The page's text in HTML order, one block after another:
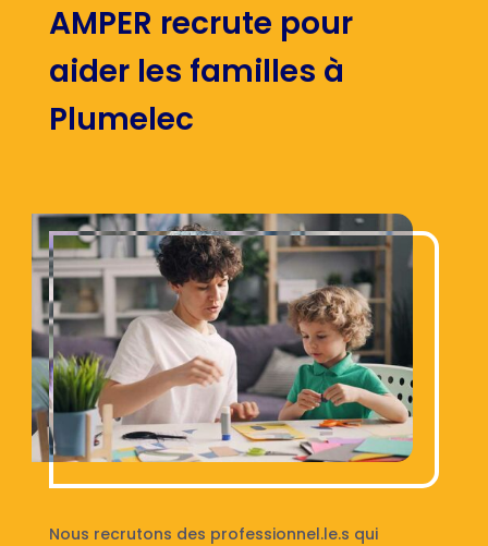
AMPER recrute pour
aider les familles à
Plumelec
Nous recrutons des professionnel.le.s qui